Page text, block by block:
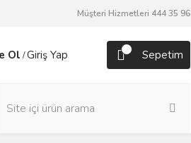
Müşteri Hizmetleri 444 35 96
Ol /Giriş Yap Sepetim